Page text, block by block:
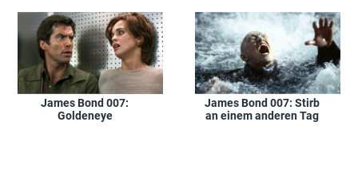
James Bond 007:
Goldeneye
James Bond 007: Stirb
an einem anderen Tag